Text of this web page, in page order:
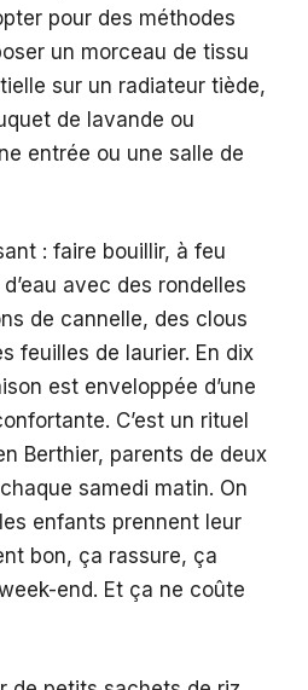
pour des méthodes
un morceau de tissu
sur un radiateur tiède,
de lavande ou
entrée ou une salle de
: faire bouillir, à feu
avec des rondelles
de cannelle, des clous
feuilles de laurier. En dix
est enveloppée d’une
C’est un rituel
Berthier, parents de deux
samedi matin. On
enfants prennent leur
bon, ça rassure, ça
end. Et ça ne coûte